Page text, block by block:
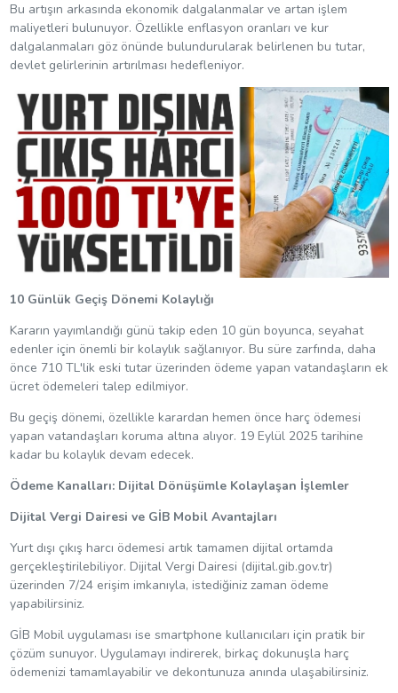
Bu artışın arkasında ekonomik dalgalanmalar ve artan işlem
maliyetleri bulunuyor. Özellikle enflasyon oranları ve kur
dalgalanmaları göz önünde bulundurularak belirlenen bu tutar,
devlet gelirlerinin artırılması hedefleniyor.
10 Günlük Geçiş Dönemi Kolaylığı
Kararın yayımlandığı günü takip eden 10 gün boyunca, seyahat
edenler için önemli bir kolaylık sağlanıyor. Bu süre zarfında, daha
önce 710 TL'lik eski tutar üzerinden ödeme yapan vatandaşların ek
ücret ödemeleri talep edilmiyor.
Bu geçiş dönemi, özellikle karardan hemen önce harç ödemesi
yapan vatandaşları koruma altına alıyor. 19 Eylül 2025 tarihine
kadar bu kolaylık devam edecek.
Ödeme Kanalları: Dijital Dönüşümle Kolaylaşan İşlemler
Dijital Vergi Dairesi ve GİB Mobil Avantajları
Yurt dışı çıkış harcı ödemesi artık tamamen dijital ortamda
gerçekleştirilebiliyor. Dijital Vergi Dairesi (dijital.gib.gov.tr)
üzerinden 7/24 erişim imkanıyla, istediğiniz zaman ödeme
yapabilirsiniz.
GİB Mobil uygulaması ise smartphone kullanıcıları için pratik bir
çözüm sunuyor. Uygulamayı indirerek, birkaç dokunuşla harç
ödemenizi tamamlayabilir ve dekontunuza anında ulaşabilirsiniz.